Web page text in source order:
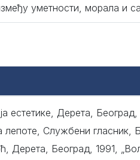
уметности, морала и
естетике, Дерета,
Службени гласник,
Дерета, Београд, 1991,